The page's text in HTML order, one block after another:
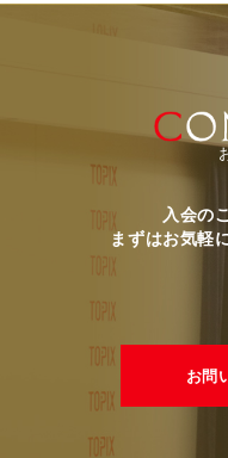
入会の
まずはお気軽
お問